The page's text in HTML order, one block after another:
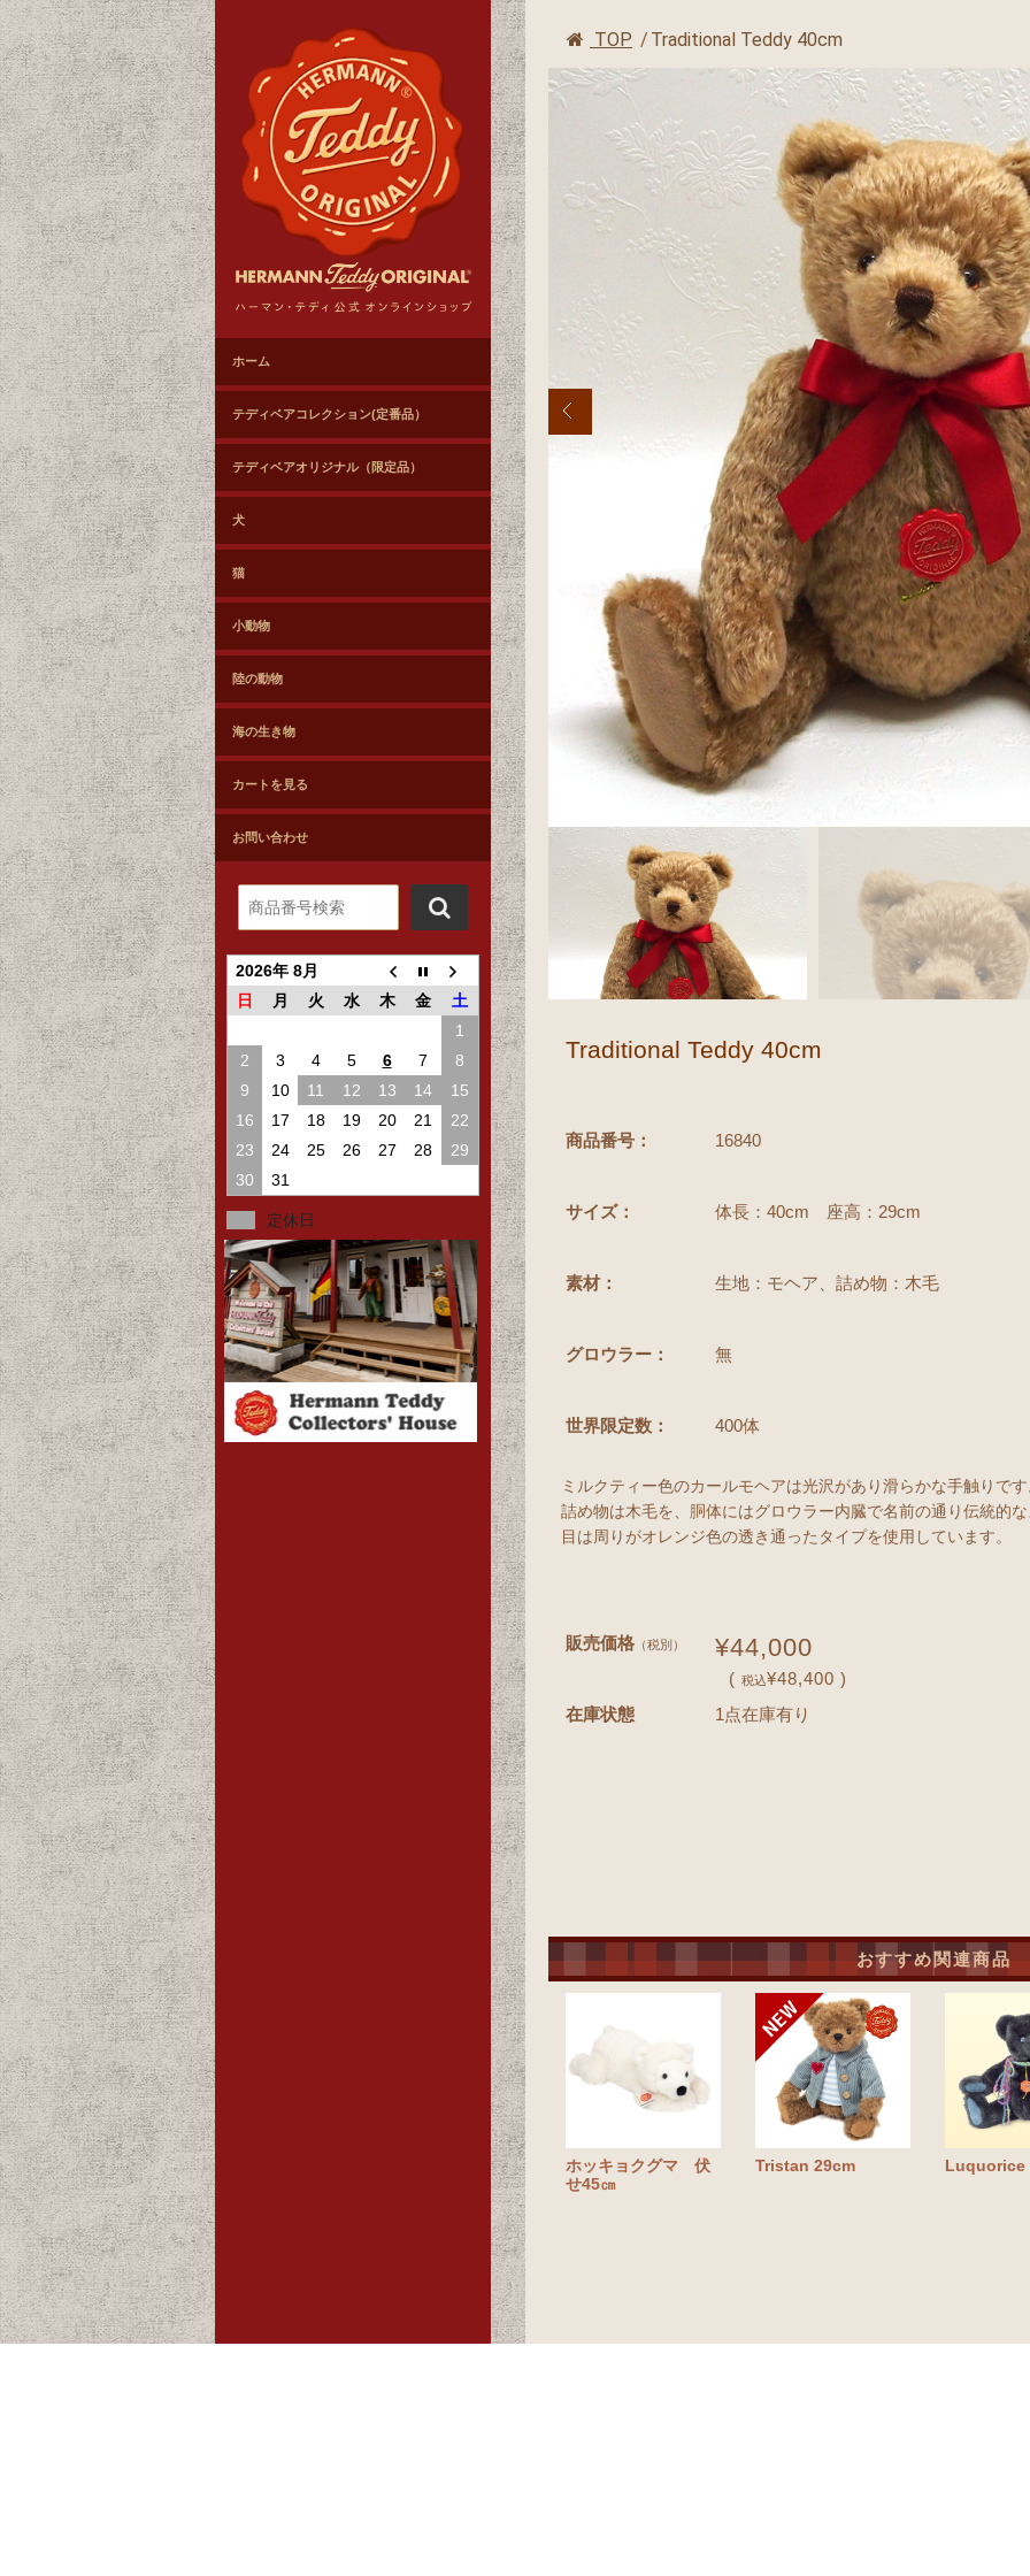
ホーム
テディベアコレクション(定番品）
テディベアオリジナル（限定品）
犬
猫
小動物
陸の動物
海の生き物
カートを見る
お問い合わせ
2026年 8月
日
月 火 水 木 金
土
1
2
3 4 5 6 7
8
9
10 11 12 13 14
15
16
17 18 19 20 21
22
23
24 25 26 27 28
29
30
31
定休日
TOP / Traditional Teddy 40cm
Traditional Teddy 40cm
商品番号： 16840
サイズ： 体長：40cm 座高：29cm
素材： 生地：モヘア、詰め物：木毛
グロウラー： 無
世界限定数： 400体
ミルクティー色のカールモヘアは光沢があり滑らかな手触りで
詰め物は木毛を、胴体にはグロウラー内臓で名前の通り伝統的
目は周りがオレンジ色の透き通ったタイプを使用しています。
販売価格 （税別） ¥44,000
(税込¥48,400 )
在庫状態
1点在庫有り
おすすめ関連商品
ホッキョクグマ 伏
せ45㎝
Tristan 29cm Luquorice